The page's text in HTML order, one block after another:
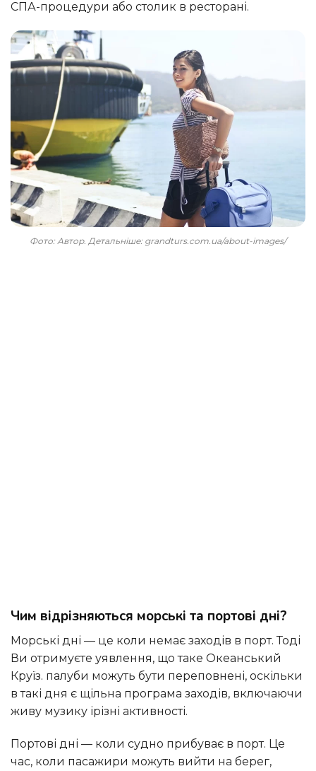
СПА-процедури або столик в ресторані.
Фото: Автор. Детальніше: grandturs.com.ua/about-images/
Чим відрізняються морські та портові дні?
Морські дні — це коли немає заходів в порт. Тоді
Ви отримуєте уявлення, що таке Океанський
Круїз. палуби можуть бути переповнені, оскільки
в такі дня є щільна програма заходів, включаючи
живу музику ірізні активності.
Портові дні — коли судно прибуває в порт. Це
час, коли пасажири можуть вийти на берег,